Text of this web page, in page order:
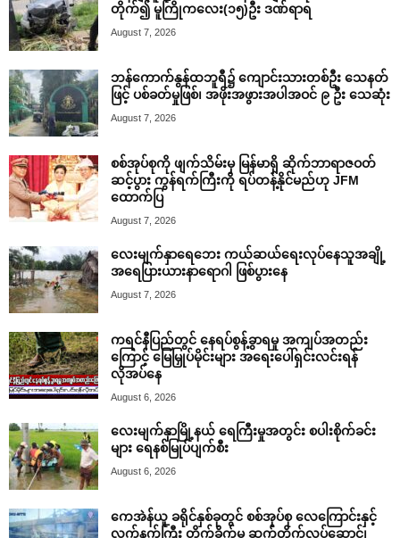
တိုက်၍ မူကြိုကလေး(၁၅)ဦး ဒဏ်ရာရ
August 7, 2026
ဘန်ကောက်နွန်ထဘူရီ၌ ကျောင်းသားတစ်ဦး သေနတ်
ဖြင့် ပစ်ခတ်မှုဖြစ်၊ အဖိုးအဖွားအပါအဝင် ၉ ဦး သေဆုံး
August 7, 2026
စစ်အုပ်စုကို ဖျက်သိမ်းမှ မြန်မာရှိ ဆိုက်ဘာရာဇဝတ်
ဆင့်ပွား ကွန်ရက်ကြီးကို ရပ်တန့်နိုင်မည်ဟု JFM
ထောက်ပြ
August 7, 2026
လေးမျက်နှာရေဘေး ကယ်ဆယ်ရေးလုပ်နေသူအချို့
အရေပြားယားနာရောဂါ ဖြစ်ပွားနေ
August 7, 2026
ကရင်နီပြည်တွင် နေရပ်စွန့်ခွာရမှု အကျပ်အတည်း
ကြောင့် မြေမြှုပ်မိုင်းများ အရေးပေါ်ရှင်းလင်းရန်
လိုအပ်နေ
August 6, 2026
လေးမျက်နှာမြို့နယ် ရေကြီးမှုအတွင်း စပါးစိုက်ခင်း
များ ရေနစ်မြုပ်ပျက်စီး
August 6, 2026
ကေအဲန်ယူ ခရိုင်နှစ်ခုတွင် စစ်အုပ်စု လေကြောင်းနှင့်
လက်နက်ကြီး တိုက်ခိုက်မှု ဆက်တိုက်လုပ်ဆောင်၊